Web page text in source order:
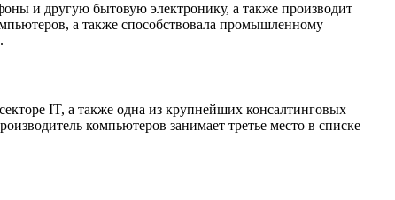
и другую бытовую электронику, а также производит
а также способствовала промышленному
IT, а также одна из крупнейших консалтинговых
компьютеров занимает третье место в списке